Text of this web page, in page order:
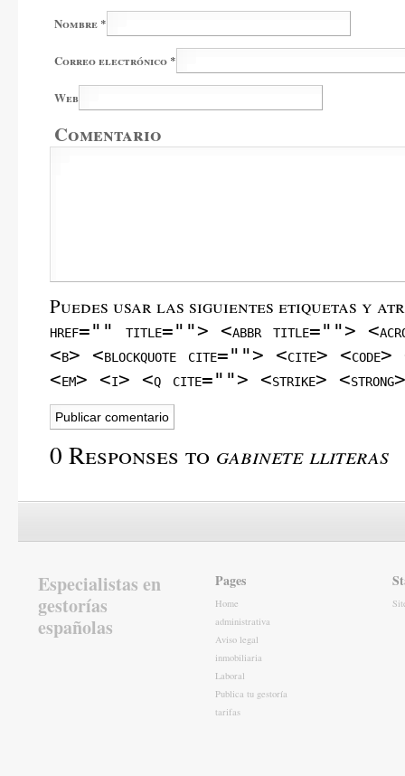
Nombre *
Correo electrónico *
Web
Comentario
Puedes usar las siguientes etiquetas y
href="" title=""> <abbr title="">
<b> <blockquote cite=""> <cite> <code>
<em> <i> <q cite=""> <strike> <strong>
0 Responses to gabinete lliteras
Especialistas en
gestorías
españolas
Pages
Home
administrativa
Aviso legal
inmobiliaria
Laboral
Publica tu gestoría
tarifas